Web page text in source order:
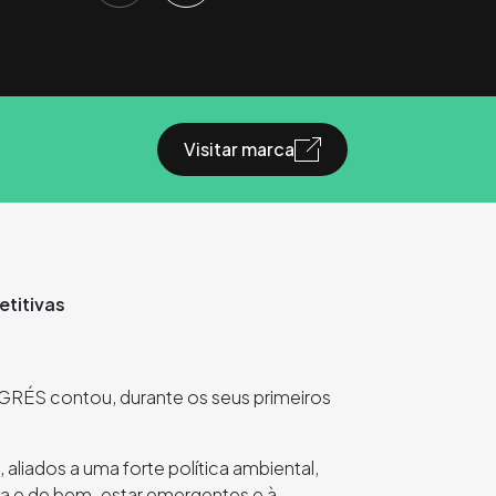
Visitar marca
contou, durante os seus primeiros
a uma forte política ambiental,